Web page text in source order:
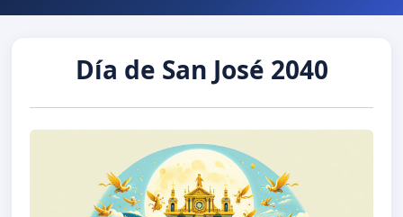
Día de San José 2040